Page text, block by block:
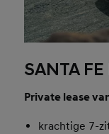
SANTA
Private lease
krachtige 7-